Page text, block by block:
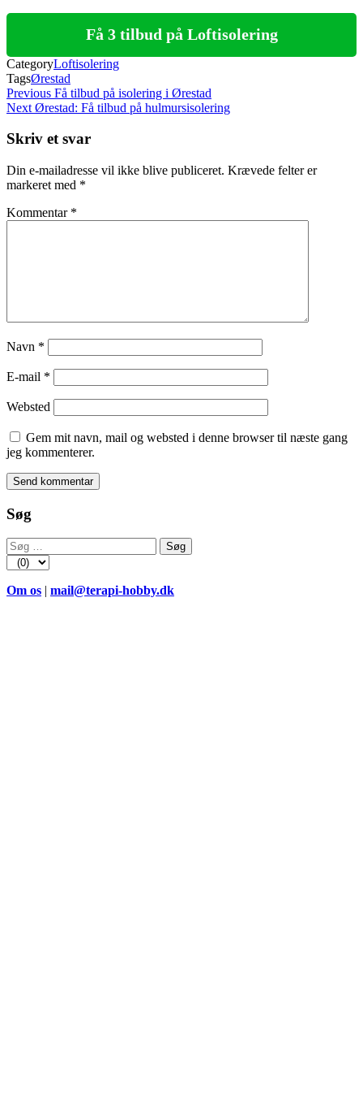
Få 3 tilbud på Loftisolering
CategoryLoftisolering
TagsØrestad
Indlægsnavigation
Previous
Post
Previous Få tilbud på isolering i Ørestad
Next
Next Ørestad: Få tilbud på hulmursisolering
Skriv et svar
Din e-mailadresse vil ikke blive publiceret. Krævede felter er
markeret med *
Kommentar *
Navn *
E-mail *
Websted
Gem mit navn, mail og websted i denne browser til næste gang
jeg kommenterer.
Søg
Søg
efter:
Om os | mail@terapi-hobby.dk